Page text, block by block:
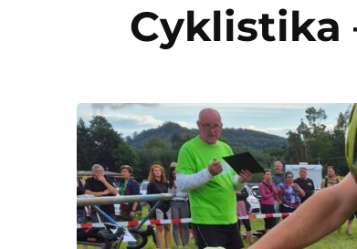
Cyklistika